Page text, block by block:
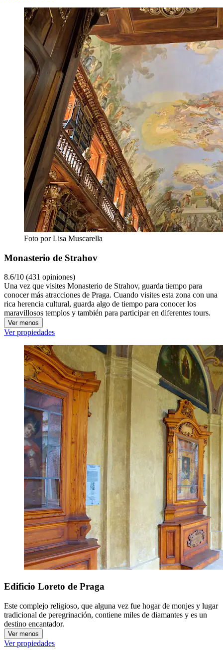
Foto por Lisa Muscarella
Monasterio de Strahov
8.6/10 (431 opiniones)
Una vez que visites Monasterio de Strahov, guarda tiempo para
conocer más atracciones de Praga. Cuando visites esta zona con una
rica herencia cultural, guarda algo de tiempo para conocer los
maravillosos templos y también para participar en diferentes tours.
Ver menos
Ver propiedades
Edificio Loreto de Praga
Este complejo religioso, que alguna vez fue hogar de monjes y lugar
tradicional de peregrinación, contiene miles de diamantes y es un
destino encantador.
Ver menos
Ver propiedades